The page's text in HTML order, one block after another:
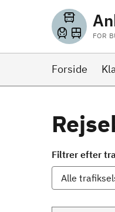
FOR
Forside
Filtrer efter